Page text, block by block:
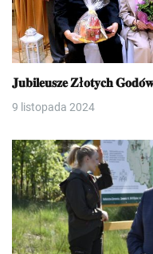
𝐉𝐮𝐛𝐢𝐥𝐞𝐮𝐬𝐳𝐞 𝐙ł𝐨𝐭𝐲𝐜𝐡
9 listopada 2024